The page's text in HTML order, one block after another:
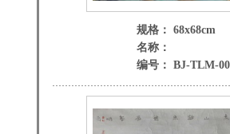
规格： 68x68cm
名称：
编号： BJ-TLM-